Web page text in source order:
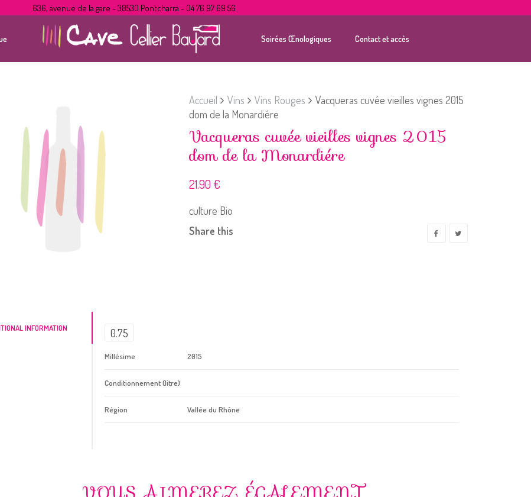
636, avenue de la gare - 38530 Pontcharra - 04 76 97 69 56
Soirées Œnologiques Contact et accès
Accueil Vins Vins Rouges
Vacqueras cuvée vieilles vignes 2015
dom de la Monardiére
Vacqueras cuvée vieilles vignes 2015
dom de la Monardiére
21.90 €
culture Bio
Share this
INFORMATION 0.75
Millésime 2015
Conditionnement (litre)
Région Vallée du Rhône